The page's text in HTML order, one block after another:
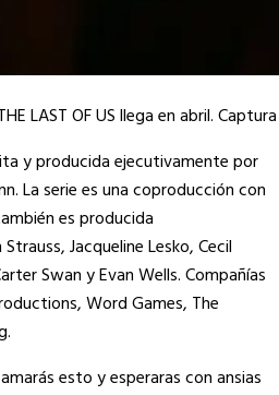
LAST OF US llega en abril.
y producida ejecutivamente por
La serie es una coproducción con
es producida
Jacqueline Lesko, Cecil
Swan y Evan Wells. Compañías
Word Games, The
esto y esperaras con ansias